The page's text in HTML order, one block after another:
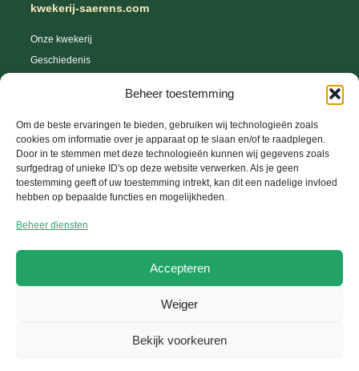
Beheer toestemming
Om de beste ervaringen te bieden, gebruiken wij technologieën zoals
cookies om informatie over je apparaat op te slaan en/of te raadplegen.
Door in te stemmen met deze technologieën kunnen wij gegevens zoals
surfgedrag of unieke ID's op deze website verwerken. Als je geen
toestemming geeft of uw toestemming intrekt, kan dit een nadelige invloed
hebben op bepaalde functies en mogelijkheden.
Beheer diensten
Accepteren
Weiger
Bekijk voorkeuren
kwekerij-saerens.com
Onze kwekerij
Geschiedenis
Leveringsvoorwaarden
Herroepingsrecht
Help Center